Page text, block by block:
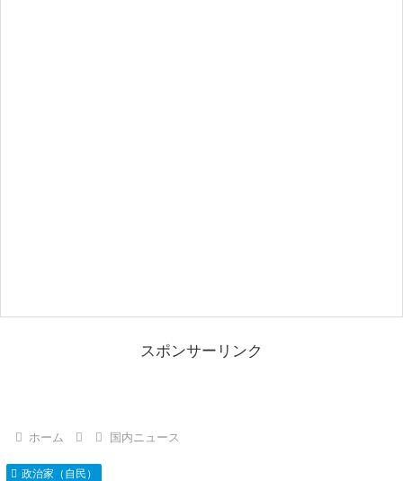
スポンサーリンク
ホーム 国内ニュース
政治家（自民）